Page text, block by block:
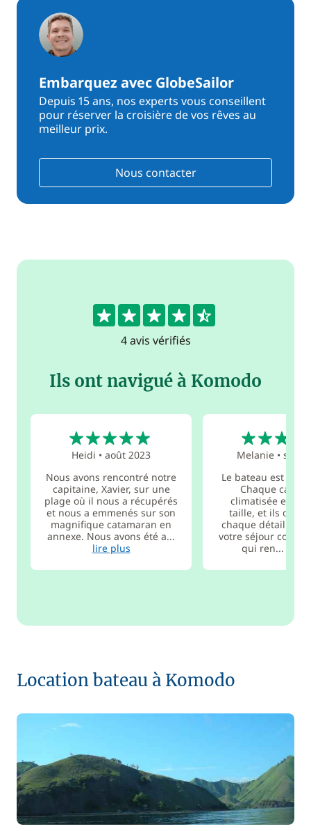
Embarquez avec GlobeSailor
Depuis 15 ans, nos experts vous conseillent
pour réserver la croisière de vos rêves au
meilleur prix.
Nous contacter
4.8
4 avis vérifiés
Ils ont navigué à Komodo
Heidi •août 2023
Nous avons rencontré notre
capitaine, Xavier, sur une
plage où il nous a récupérés
et nous a emmenés sur son
magnifique catamaran en
annexe. Nous avons été a...
lire plus
Melanie •sept.
Le bateau est
Chaque
climatisée et de
taille, et ils ont
chaque détail
votre séjour
qui ren...
Location bateau à Komodo